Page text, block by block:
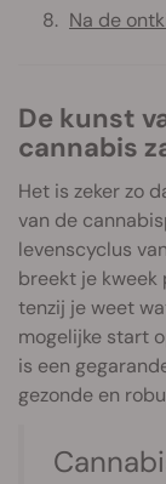
Na de
De kunst van het ontkiemen van
cannabis
Het is zeker zo
van de
levenscyclus
breekt je kweek
tenzij je weet
mogelijke start
is een
gezonde en